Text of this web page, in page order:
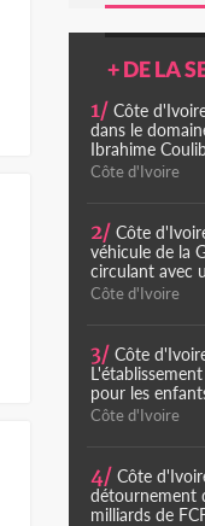
+ DE LA
1/ Côte
dans le
Ibrahime
Côte d'Ivoire
2/ Côte
véhicule de la
circulant avec
Côte d'Ivoire
3/ Côte
pour les
Côte d'Ivoire
4/ Côte
détournement
milliards de